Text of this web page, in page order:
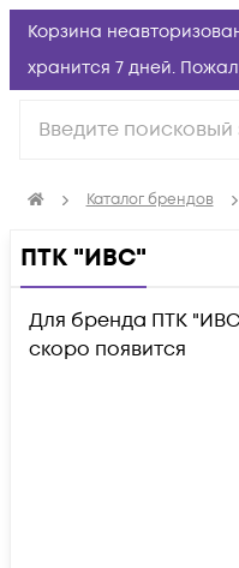
Корзина
хранится 7 дней.
Каталог брендов
ПТК "ИВС"
Для бренда ПТК
скоро появится